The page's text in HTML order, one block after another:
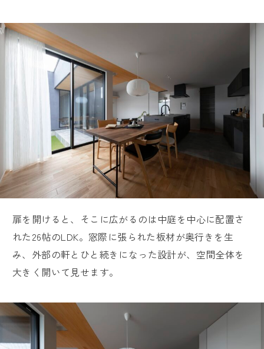
扉を開けると、そこに広がるのは中庭を中心に配置さ
れた26帖のLDK。窓際に張られた板材が奥行きを生
み、外部の軒とひと続きになった設計が、空間全体を
大きく開いて見せます。